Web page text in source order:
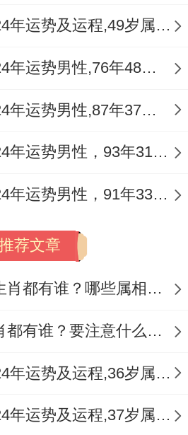
，对秋季金旺的命局构
临严谨的考核、激烈的竞
正所谓「官杀有制方成
础、获得权威认可的关
注意劳逸结合，避免因
十一月（子月）出生
「水火既济」的与谐之
、舒缓心绪极为有利，
升，尤其在关键时刻易
1975年属兔女2024年运势及运程,49岁属兔人2024全年每月运势女性如何
1976年属龙人2024年运势男性,76年48岁属龙男2024年每月运程怎么样
1987年属兔人2024年运势男性,87年37岁属兔男2024年每月运程怎么样
1993年属鸡人2024年运势男性，93年31岁属鸡男2024年每月运程怎么样
1991年属羊人2024年运势男性，91年33岁属羊男2024年每月运程怎么样
荐文章
2023年发横财的生肖都有谁？哪些属相财运旺盛？
2023年不顺的生肖都有谁？要注意什么呢？
1988年属龙女2024年运势及运程,36岁属龙人2024全年每月运势女性如何
1987年属兔女2024年运势及运程,37岁属兔人2024全年每月运势女性如何